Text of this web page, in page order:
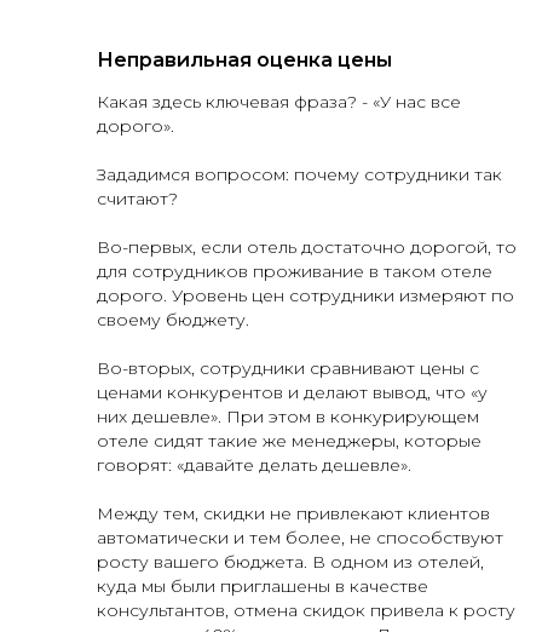
Неправильная оценка цены
Какая здесь ключевая фраза? - «У нас все
дорого».
Зададимся вопросом: почему сотрудники так
считают?
Во-первых, если отель достаточно дорогой, то
для сотрудников проживание в таком отеле
дорого. Уровень цен сотрудники измеряют по
своему бюджету.
Во-вторых, сотрудники сравнивают цены с
ценами конкурентов и делают вывод, что «у
них дешевле». При этом в конкурирующем
отеле сидят такие же менеджеры, которые
говорят: «давайте делать дешевле».
Между тем, скидки не привлекают клиентов
автоматически и тем более, не способствуют
росту вашего бюджета. В одном из отелей,
куда мы были приглашены в качестве
консультантов, отмена скидок привела к росту